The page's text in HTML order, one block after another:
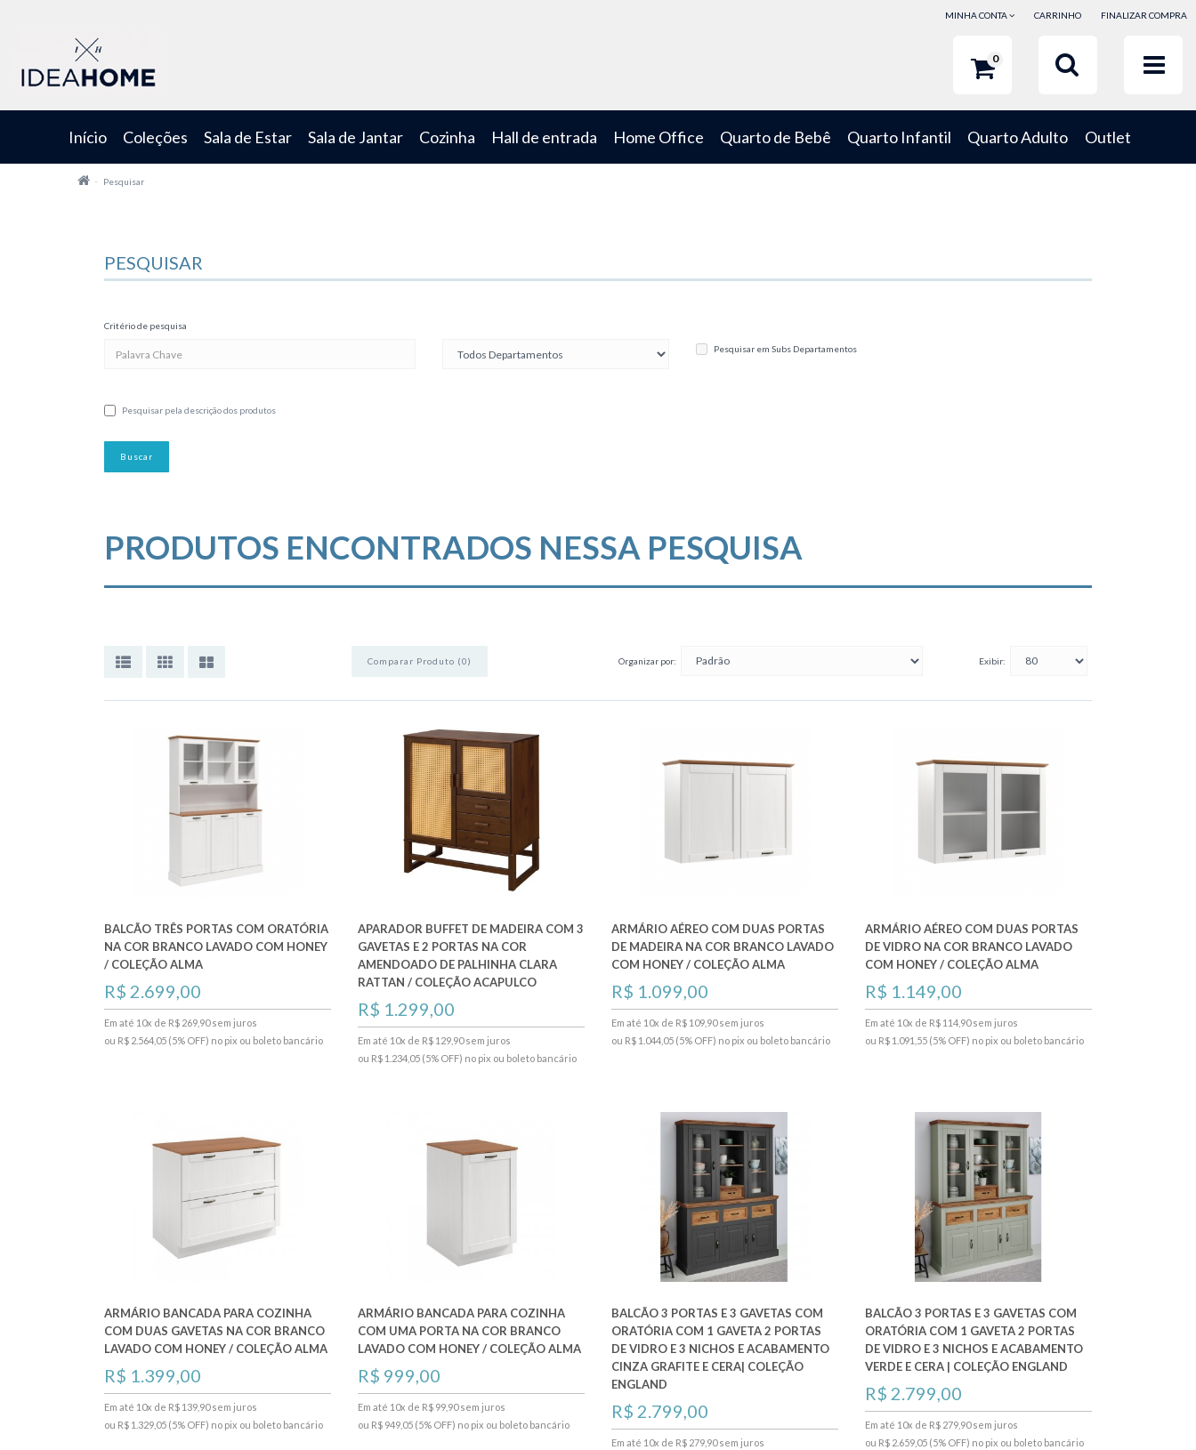
MINHA CONTA CARRINHO FINALIZAR COMPRA
0
Início Coleções Sala de Estar Sala de Jantar Cozinha Hall de entrada Home Office Quarto de Bebê Quarto Infantil Quarto Adulto Outlet
Pesquisar
PESQUISAR
Critério de pesquisa
Pesquisar em Subs Departamentos
Pesquisar pela descrição dos produtos
PRODUTOS ENCONTRADOS NESSA PESQUISA
Comparar Produto (0) Organizar por: Exibir:
BALCÃO TRÊS PORTAS COM ORATÓRIA
NA COR BRANCO LAVADO COM HONEY
/ COLEÇÃO ALMA
R$ 2.699,00
Em até 10x de R$ 269,90 sem juros
ou R$ 2.564,05 (5% OFF) no pix ou boleto bancário
APARADOR BUFFET DE MADEIRA COM 3
GAVETAS E 2 PORTAS NA COR
AMENDOADO DE PALHINHA CLARA
RATTAN / COLEÇÃO ACAPULCO
R$ 1.299,00
Em até 10x de R$ 129,90 sem juros
ou R$ 1.234,05 (5% OFF) no pix ou boleto bancário
ARMÁRIO AÉREO COM DUAS PORTAS
DE MADEIRA NA COR BRANCO LAVADO
COM HONEY / COLEÇÃO ALMA
R$ 1.099,00
Em até 10x de R$ 109,90 sem juros
ou R$ 1.044,05 (5% OFF) no pix ou boleto bancário
ARMÁRIO AÉREO COM DUAS PORTAS
DE VIDRO NA COR BRANCO LAVADO
COM HONEY / COLEÇÃO ALMA
R$ 1.149,00
Em até 10x de R$ 114,90 sem juros
ou R$ 1.091,55 (5% OFF) no pix ou boleto bancário
ARMÁRIO BANCADA PARA COZINHA
COM DUAS GAVETAS NA COR BRANCO
LAVADO COM HONEY / COLEÇÃO ALMA
R$ 1.399,00
Em até 10x de R$ 139,90 sem juros
ou R$ 1.329,05 (5% OFF) no pix ou boleto bancário
ARMÁRIO BANCADA PARA COZINHA
COM UMA PORTA NA COR BRANCO
LAVADO COM HONEY / COLEÇÃO ALMA
R$ 999,00
Em até 10x de R$ 99,90 sem juros
ou R$ 949,05 (5% OFF) no pix ou boleto bancário
BALCÃO 3 PORTAS E 3 GAVETAS COM
ORATÓRIA COM 1 GAVETA 2 PORTAS
DE VIDRO E 3 NICHOS E ACABAMENTO
CINZA GRAFITE E CERA| COLEÇÃO
ENGLAND
R$ 2.799,00
Em até 10x de R$ 279,90 sem juros
BALCÃO 3 PORTAS E 3 GAVETAS COM
ORATÓRIA COM 1 GAVETA 2 PORTAS
DE VIDRO E 3 NICHOS E ACABAMENTO
VERDE E CERA | COLEÇÃO ENGLAND
R$ 2.799,00
Em até 10x de R$ 279,90 sem juros
ou R$ 2.659,05 (5% OFF) no pix ou boleto bancário